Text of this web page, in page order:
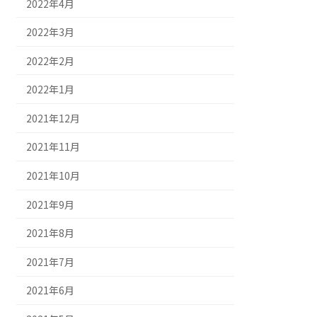
2022年4月
2022年3月
2022年2月
2022年1月
2021年12月
2021年11月
2021年10月
2021年9月
2021年8月
2021年7月
2021年6月